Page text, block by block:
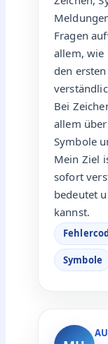
Fragen
allem, wie
den
Bei
allem
Symbole
Mein Ziel
sofort
bedeutet
kannst.
Symbole